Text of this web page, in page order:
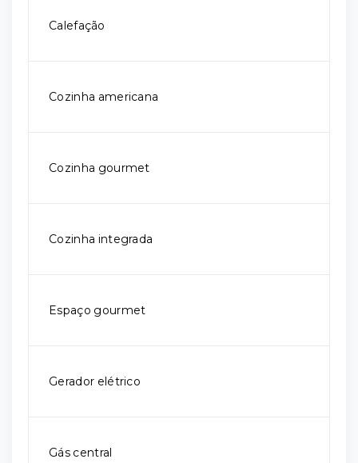
Calefação
Cozinha americana
Cozinha gourmet
Cozinha integrada
Espaço gourmet
Gerador elétrico
Gás central